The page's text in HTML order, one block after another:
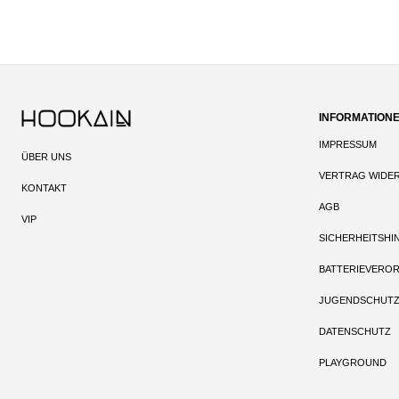
ÜBER UNS
KONTAKT
VIP
IMPRESSUM
VERTRAG
AGB
JUGENDSCHUTZ
DATENSCHUTZ
PLAYGROUND